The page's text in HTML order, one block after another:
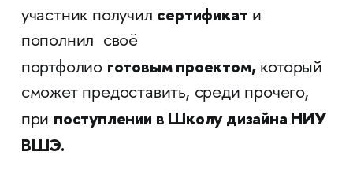
участник получил сертификат и
пополнил своё
портфолио готовым проектом,который
сможет предоставить, среди прочего,
при поступлении в Школу дизайна НИУ
ВШЭ.